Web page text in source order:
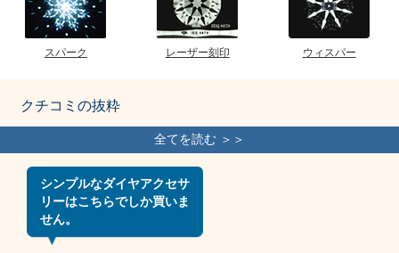
スパーク レーザー刻印 ウィスパー
クチコミの抜粋
シンプルなダイヤアクセサ
リーはこちらでしか買いま
せん。